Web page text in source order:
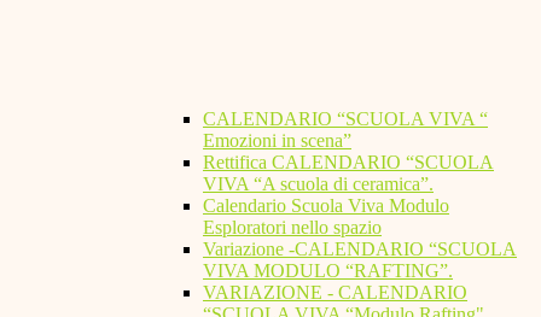
CALENDARIO “SCUOLA VIVA “
Emozioni in scena”
Rettifica CALENDARIO “SCUOLA
VIVA “A scuola di ceramica”.
Calendario Scuola Viva Modulo
Esploratori nello spazio
Variazione -CALENDARIO “SCUOLA
VIVA MODULO “RAFTING”.
VARIAZIONE - CALENDARIO